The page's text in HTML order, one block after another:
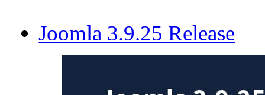
Joomla 3.9.25 Release